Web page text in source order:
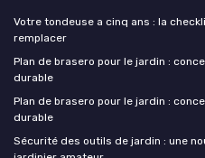
Votre tondeuse a cinq ans : la
remplacer
Plan de brasero pour le jardin :
durable
Plan de brasero pour le jardin :
durable
Sécurité des outils de jardin : une